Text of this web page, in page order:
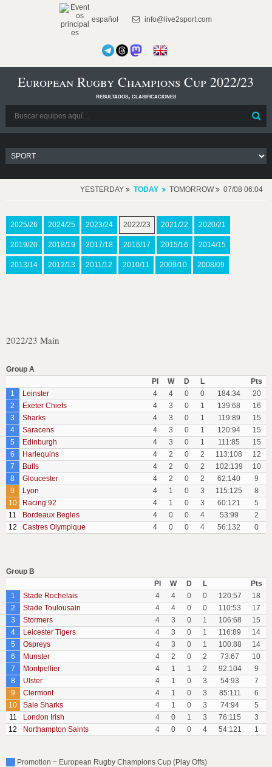
español info@live2sport.com
European Rugby Champions Cup 2022/23
resultados, clasificaciones
YESTERDAY TODAY TOMORROW 07/08 06:04
2025/26 2024/25 2023/24 2022/23 2021/22 2020/21
2019/20 2018/19 2017/18 2016/17 2015/16 2014/15
2013/14 2012/13 2011/12 2010/11 2009/10 2008/09
2022/23 Main
Group A
Pl
W D L
Pts
1
Leinster 4 4 0 0 184:34
20
2
Exeter Chiefs 4 3 0 1 139:68
16
3
Sharks 4 3 0 1 119:89
15
4
Saracens 4 3 0 1 120:94
15
5
Edinburgh 4 3 0 1 111:85
15
6
Harlequins 4 2 0 2 113:108
12
7
Bulls 4 2 0 2 102:139
10
8
Gloucester 4 2 0 2 62:140
9
9
Lyon 4 1 0 3 115:125
8
10
Racing 92 4 1 0 3 60:121
5
11
Bordeaux Begles 4 0 0 4 53:99
2
12
Castres Olympique 4 0 0 4 56:132 0
Group B
Pl
W D L
Pts
1
Stade Rochelais 4 4 0 0 120:57
18
2
Stade Toulousain 4 4 0 0 110:53
17
3
Stormers 4 3 0 1 106:68
15
4
Leicester Tigers 4 3 0 1 116:89
14
5
Ospreys 4 3 0 1 100:88
14
6
Munster 4 2 0 2 73:67
10
7
Montpellier 4 1 1 2 92:104
9
8
Ulster 4 1 0 3 54:93
7
9
Clermont 4 1 0 3 85:111
6
10
Sale Sharks 4 1 0 3 74:94
5
11
London Irish 4 0 1 3 76:115
3
12
Northampton Saints 4 0 0 4 54:121 1
Promotion ~ European Rugby Champions Cup (Play Offs)